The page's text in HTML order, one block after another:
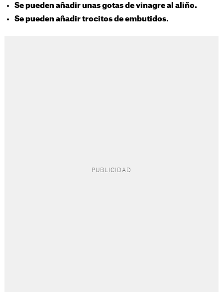
Se pueden añadir unas gotas de vinagre al aliño.
Se pueden añadir trocitos de embutidos.